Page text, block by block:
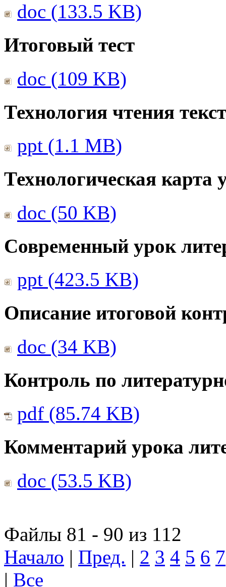
doc (133.5 KB)
Итоговый тест
doc (109 KB)
Технология чтения
ppt (1.1 MB)
Технологическая карта
doc (50 KB)
Современный урок
ppt (423.5 KB)
Описание итоговой
doc (34 KB)
Контроль по
pdf (85.74 KB)
Комментарий урока
doc (53.5 KB)
Файлы 81 - 90 из 112
Начало | Пред. | 2 3 4 5 6 7
| Все